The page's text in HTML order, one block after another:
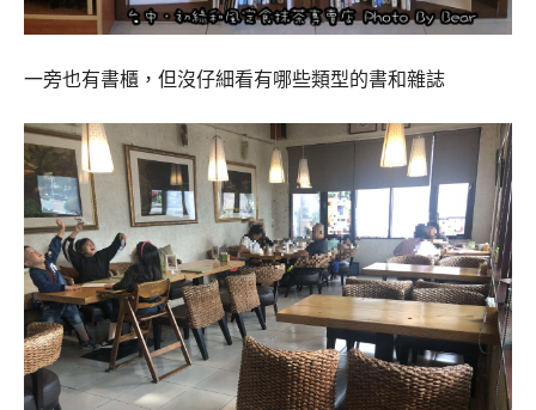
一旁也有書櫃，但沒仔細看有哪些類型的書和雜誌